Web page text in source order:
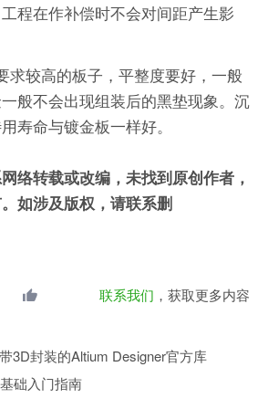
程在作补偿时不会对间距产生影
求较高的板子，平整度要好，一般
般不会出现组装后的黑垫现象。沉
寿命与镀金板一样好。
络转载或改编，未找到原创作者，
如涉及版权，请联系删
联系我们 ，获取更多内容
3D封装的Altium Designer官方库
础入门指南